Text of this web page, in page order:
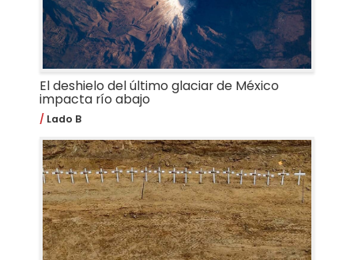
El deshielo del último glaciar de México
impacta río abajo
Lado B